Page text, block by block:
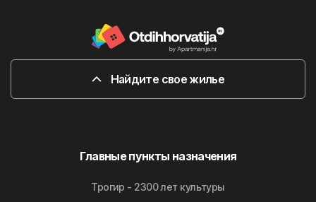
Найдите свое жилье
Главные пункты назначения
Трогир - 2300 лет культуры